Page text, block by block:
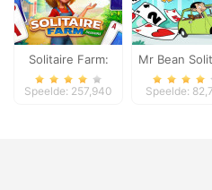
Solitaire Farm:
Seasons
Speelde: 257,940
Mr Bean
Speelde: